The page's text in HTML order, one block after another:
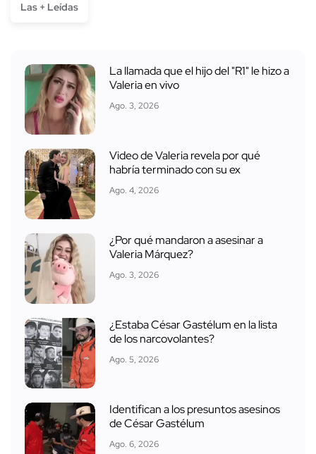
Las + Leídas
La llamada que el hijo del "R1" le hizo a
Valeria en vivo
Ago. 3, 2026
Video de Valeria revela por qué
habría terminado con su ex
Ago. 4, 2026
¿Por qué mandaron a asesinar a
Valeria Márquez?
Ago. 3, 2026
¿Estaba César Gastélum en la lista
de los narcovolantes?
Ago. 5, 2026
Identifican a los presuntos asesinos
de César Gastélum
Ago. 6, 2026